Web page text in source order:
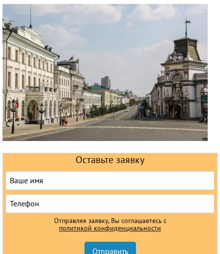
Железнодорожные туры
Круизы
Оставьте заявку
Отправляя заявку, Вы соглашаетесь с
политикой конфиденциальности